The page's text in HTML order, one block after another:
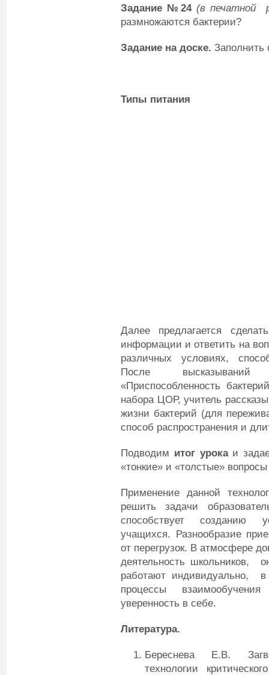
Задание №24 (в печатной
размножаются бактерии?
Задание на доске. Заполнить
Типы питания
Далее предлагается
информации и ответить на
различных условиях,
После высказываний
«Приспособленность
набора ЦОР, учитель
жизни бактерий (для
способ распространения и
Подводим итог урокаи
«тонкие» и «толстые»
Применение данной
решить задачи
способствует созданию
учащихся. Разнообразие
от перегрузок. В атмосфере
деятельность школьников,
работают индивидуально,
процессы
уверенность в себе.
Литература.
Береснева Е.В.
технологии